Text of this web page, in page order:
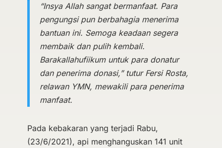
“Insya Allah sangat bermanfaat. Para
pengungsi pun berbahagia menerima
bantuan ini. Semoga keadaan segera
membaik dan pulih kembali.
Barakallahufiikum untuk para donatur
dan penerima donasi,” tutur Fersi Rosta,
relawan YMN, mewakili para penerima
manfaat.
Pada kebakaran yang terjadi Rabu,
(23/6/2021), api menghanguskan 141 unit